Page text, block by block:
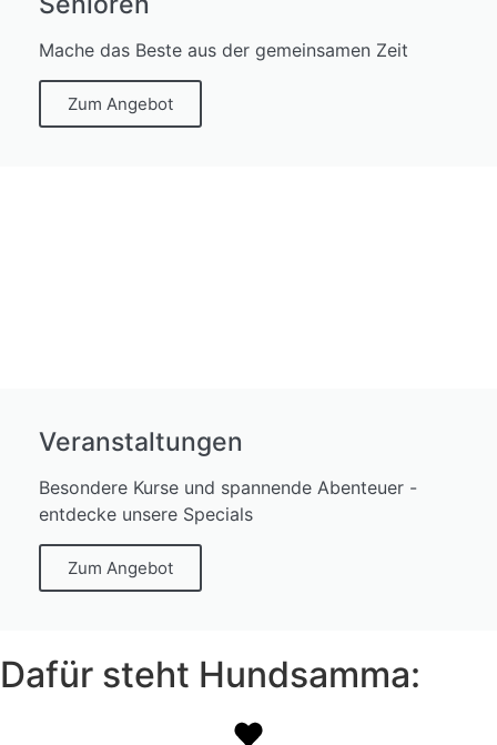
Mache das Beste aus der gemeinsamen Zeit
Zum Angebot
Veranstaltungen
Besondere Kurse und spannende Abenteuer -
entdecke unsere Specials
Zum Angebot
Dafür steht Hundsamma: